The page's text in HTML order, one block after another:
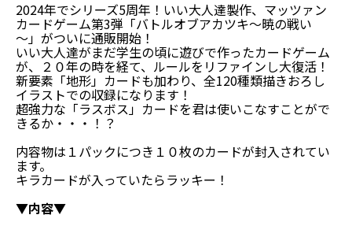
2024年でシリーズ5周年！いい大人達製作、マッツァン
カードゲーム第3弾「バトルオブアカツキ～暁の戦い
～」がついに通販開始！
いい大人達がまだ学生の頃に遊びで作ったカードゲーム
が、２０年の時を経て、ルールをリファインし大復活！
新要素「地形」カードも加わり、全120種類描きおろし
イラストでの収録になります！
超強力な「ラスボス」カードを君は使いこなすことがで
きるか・・・！？
内容物は１パックにつき１０枚のカードが封入されてい
ます。
キラカードが入っていたらラッキー！
▼内容▼